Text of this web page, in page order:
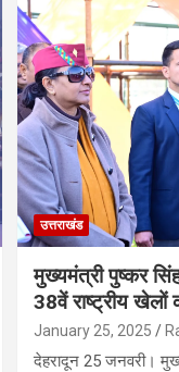
उत्तराखंड
मुख्यमंत्री पुष्कर
38वें राष्ट्रीय खेलों
January 25, 2025
देहरादून 25 जनवरी।